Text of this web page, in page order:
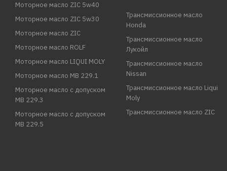
Моторное масло ZIC 5w40
Моторное масло ZIC 5w30
Моторное масло ZIC
Моторное масло ROLF
Моторное масло LIQUI MOLY
Моторное масло MB 229.1
Моторное масло с допуском
MB 229.3
Моторное масло с допуском
MB 229.5
Трансмиссионное масло
Honda
Трансмиссионное масло
Лукойл
Трансмиссионное масло
Nissan
Трансмиссионное масло Liqui
Moly
Трансмиссионное масло ZIC